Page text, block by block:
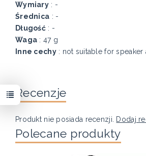
Wymiary: -
Średnica : -
Długość: -
Waga : 47 g
Inne cechy: not suitable for speaker
Recenzje
Produkt nie posiada recenzji. Dodaj
Polecane produkty